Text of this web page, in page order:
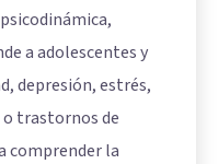
a adolescentes y
depresión, estrés,
trastornos de
comprender la